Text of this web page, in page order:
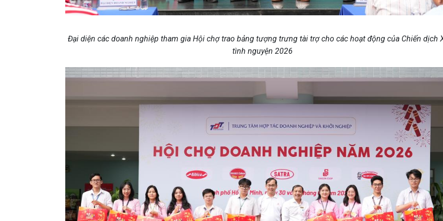
Đại diện các doanh nghiệp tham gia Hội chợ trao bảng tượng trưng tài trợ cho các hoạt động của Chiến dịch
tình nguyện 2026